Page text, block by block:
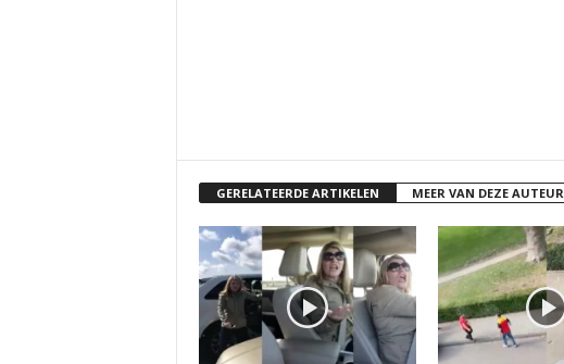
GERELATEERDE ARTIKELEN MEER VAN DEZE AUTEUR